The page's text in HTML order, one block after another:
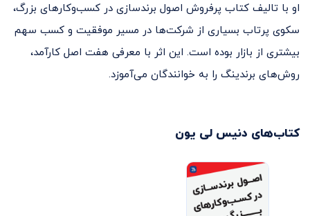
او با تالیف کتاب پرفروش اصول برندسازی در کسب‌وکارهای بزرگ،
سکوی پرتاب بسیاری از شرکت‌ها در مسیر موفقیت و کسب سهم
بیشتری از بازار بوده است. این اثر با معرفی هفت اصل کارآمد،
روش‌های برندینگ را به خوانندگان می‌آموزد.
کتاب‌های دنیس لی یون